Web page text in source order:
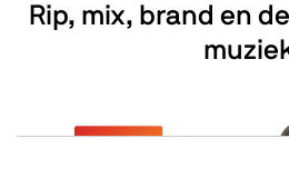
Rip, mix, brand en